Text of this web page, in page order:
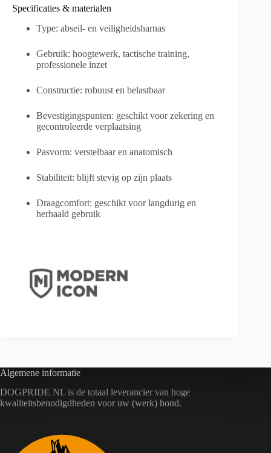
Specificaties & materialen
Type: abseil- en veiligheids­harnas
Gebruik: hoogtewerk, tactische training,
professionele inzet
Constructie: robuust en belastbaar
Bevestigingspunten: geschikt voor zekering en
gecontroleerde verplaatsing
Pasvorm: verstelbaar en anatomisch
Stabiliteit: blijft stevig op zijn plaats
Draagcomfort: geschikt voor langdurig en
herhaald gebruik
Algemene informatie
DOGPRIDE NL is de totaal leverancier van hoge
kwaliteitsbenodigdheden voor uw (werk) hond.